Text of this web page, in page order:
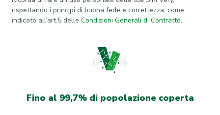
rispettando i principi di buona fede e correttezza, come
indicato all’art.5 delle Condizioni Generali di Contratto.
Fino al 99,7% di popolazione coperta